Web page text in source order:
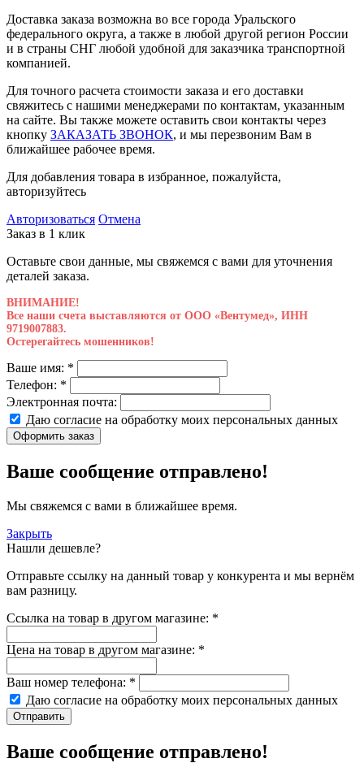
Доставка заказа возможна во все города Уральского
федерального округа, а также в любой другой регион России
и в страны СНГ любой удобной для заказчика транспортной
компанией.
Для точного расчета стоимости заказа и его доставки
свяжитесь с нашими менеджерами по контактам, указанным
на сайте. Вы также можете оставить свои контакты через
кнопку ЗАКАЗАТЬ ЗВОНОК, и мы перезвоним Вам в
ближайшее рабочее время.
Для добавления товара в избранное, пожалуйста,
авторизуйтесь
Авторизоваться Отмена
Заказ в 1 клик
Оставьте свои данные, мы свяжемся с вами для уточнения
деталей заказа.
ВНИМАНИЕ!
Все наши счета выставляются от ООО «Вентумед», ИНН
9719007883.
Остерегайтесь мошенников!
Ваше имя: *
Телефон: *
Электронная почта:
Даю согласие на обработку моих персональных данных
Оформить заказ
Ваше сообщение отправлено!
Мы свяжемся с вами в ближайшее время.
Закрыть
Нашли дешевле?
Отправьте ссылку на данный товар у конкурента и мы вернём
вам разницу.
Ссылка на товар в другом магазине: *
Цена на товар в другом магазине: *
Ваш номер телефона: *
Даю согласие на обработку моих персональных данных
Отправить
Ваше сообщение отправлено!